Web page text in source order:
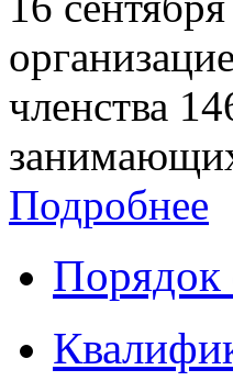
членства
Подробнее
Порядок